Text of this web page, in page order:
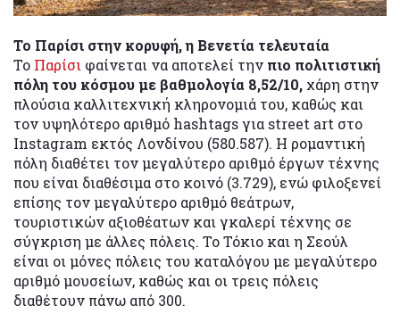
Το Παρίσι στην κορυφή, η Βενετία τελευταία
Το Παρίσι φαίνεται να αποτελεί την πιο πολιτιστική
πόλη του κόσμου με βαθμολογία 8,52/10, χάρη στην
πλούσια καλλιτεχνική κληρονομιά του, καθώς και
τον υψηλότερο αριθμό hashtags για street art στο
Instagram εκτός Λονδίνου (580.587). Η ρομαντική
πόλη διαθέτει τον μεγαλύτερο αριθμό έργων τέχνης
που είναι διαθέσιμα στο κοινό (3.729), ενώ φιλοξενεί
επίσης τον μεγαλύτερο αριθμό θεάτρων,
τουριστικών αξιοθέατων και γκαλερί τέχνης σε
σύγκριση με άλλες πόλεις. Το Τόκιο και η Σεούλ
είναι οι μόνες πόλεις του καταλόγου με μεγαλύτερο
αριθμό μουσείων, καθώς και οι τρεις πόλεις
διαθέτουν πάνω από 300.